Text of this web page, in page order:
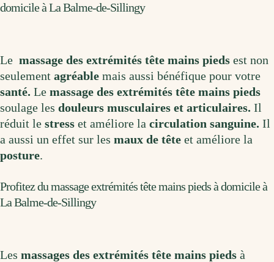
domicile à La Balme-de-Sillingy
Le massage des extrémités tête mains pieds est non
seulement agréable mais aussi bénéfique pour votre
santé. Le massage des extrémités tête mains pieds
soulage les douleurs musculaires et articulaires. Il
réduit le stress et améliore la circulation sanguine. Il
a aussi un effet sur les maux de tête et améliore la
posture.
Profitez du massage extrémités tête mains pieds à domicile à
La Balme-de-Sillingy
Les massages des extrémités tête mains pieds à